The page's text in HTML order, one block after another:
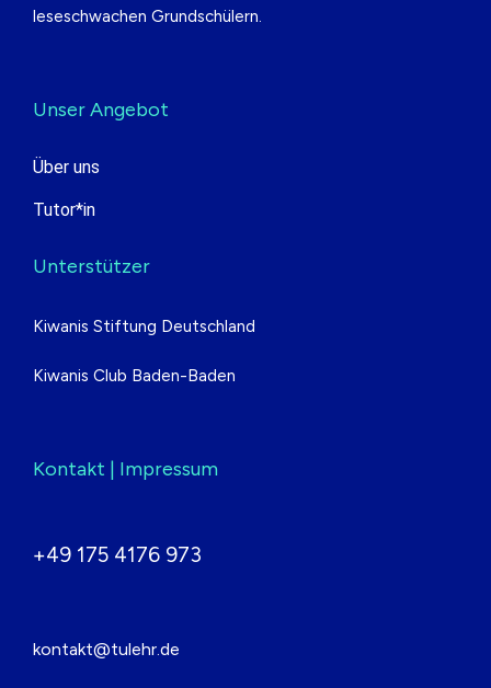
leseschwachen Grundschülern.
Unser Angebot
Über uns
Tutor*in
Unterstützer
Kiwanis Stiftung Deutschland
Kiwanis Club Baden-Baden
Kontakt | Impressum
+49 175 4176 973
kontakt@tulehr.de